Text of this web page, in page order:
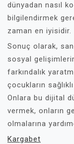
dünyadan nasıl
bilgilendirmek
zaman en iyisidir.
Sonuç olarak,
sosyal
farkındalık
çocukların
Onlara bu dijital
vermek, onların
olmalarına
Kargabet